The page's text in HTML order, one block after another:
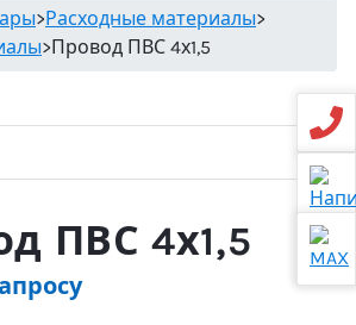
>Расходные материалы>
>Провод ПВС 4х1,5
ПВС 4х1,5